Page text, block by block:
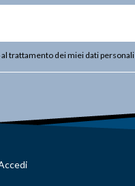
trattamento dei miei dati personali